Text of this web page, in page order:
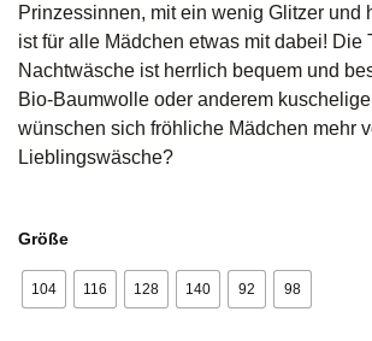
Prinzessinnen, mit ein wenig Glitzer und
ist für alle Mädchen etwas mit dabei! Die
Nachtwäsche ist herrlich bequem und
Bio-Baumwolle oder anderem
wünschen sich fröhliche Mädchen mehr
Lieblingswäsche?
Größe
104 116 128 140 92 98